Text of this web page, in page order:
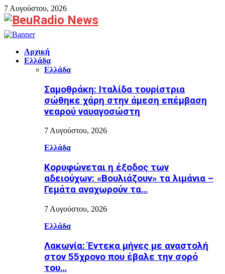
7 Αυγούστου, 2026
Facebook
Αρχική
Ελλάδα
Ελλάδα
Σαμοθράκη: Ιταλίδα τουρίστρια
σώθηκε χάρη στην άμεση επέμβαση
νεαρού ναυαγοσώστη
7 Αυγούστου, 2026
Ελλάδα
Κορυφώνεται η έξοδος των
αδειούχων: «Βουλιάζουν» τα λιμάνια –
Γεμάτα αναχωρούν τα…
7 Αυγούστου, 2026
Ελλάδα
Λακωνία: Έντεκα μήνες με αναστολή
στον 55χρονο που έβαλε την σορό
του…